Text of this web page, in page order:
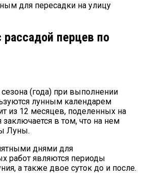
для пересадки на улицу
рассадой перцев по
(года) при выполнении
лунным календарем
из 12 месяцев, поделенных на
заключается в том, что на нем
Луны.
днями для
работ являются периоды
а также двое суток до и после.